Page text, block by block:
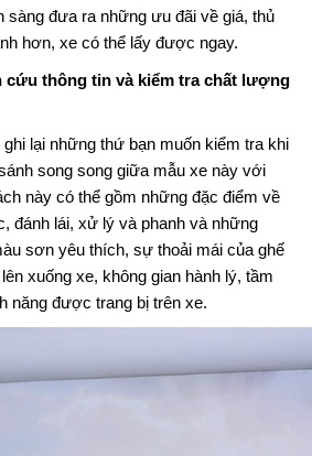
sàng đưa ra những ưu đãi về giá, thủ
hơn, xe có thể lấy được ngay.
cứu thông tin và kiểm tra chất lượng
lại những thứ bạn muốn kiểm tra khi
song song giữa mẫu xe này với
này có thể gồm những đặc điểm về
đánh lái, xử lý và phanh và những
sơn yêu thích, sự thoải mái của ghế
xuống xe, không gian hành lý, tầm
năng được trang bị trên xe.